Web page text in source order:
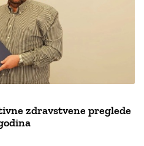
zdravstvene preglede